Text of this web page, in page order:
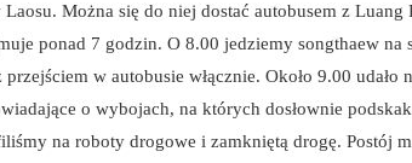
Można się do niej dostać autobusem z
ponad 7 godzin. O 8.00 jedziemy songthaew na
w autobusie włącznie. Około 9.00 udało
o wybojach, na których dosłownie
na roboty drogowe i zamkniętą drogę. Postój